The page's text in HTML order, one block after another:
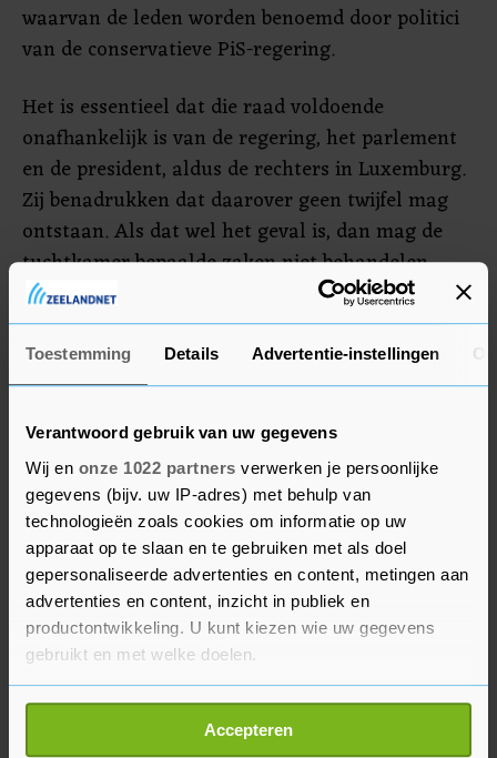
Toestemming Details Advertentie-instellingen
Verantwoord gebruik van uw gegevens
Wij en onze 1022 partners verwerken je persoonlijke
gegevens (bijv. uw IP-adres) met behulp van
technologieën zoals cookies om informatie op uw
apparaat op te slaan en te gebruiken met als doel
gepersonaliseerde advertenties en content, metingen aan
advertenties en content, inzicht in publiek en
productontwikkeling. U kunt kiezen wie uw gegevens
gebruikt en met welke doelen.
Als u het toestaat, willen we ook graag:
Informatie verzamelen over uw geografische
Accepteren
waarvan de leden worden benoemd door politici
van de conservatieve PiS-regering.
Het is essentieel dat die raad voldoende
onafhankelijk is van de regering, het parlement
en de president, aldus de rechters in Luxemburg.
Zij benadrukken dat daarover geen twijfel mag
ontstaan. Als dat wel het geval is, dan mag de
tuchtkamer bepaalde zaken niet behandelen,
maar moeten rechters die wèl onafhankelijk zijn
erover oordelen.